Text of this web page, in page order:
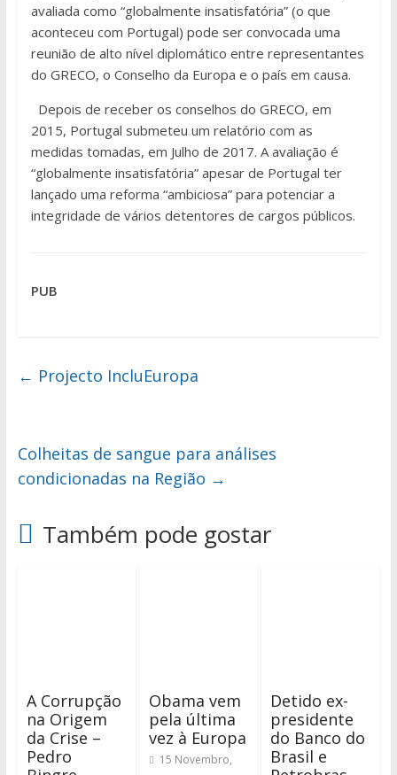
avaliada como “globalmente insatisfatória” (o que
aconteceu com Portugal) pode ser convocada uma
reunião de alto nível diplomático entre representantes
do GRECO, o Conselho da Europa e o país em causa.
Depois de receber os conselhos do GRECO, em
2015, Portugal submeteu um relatório com as
medidas tomadas, em Julho de 2017. A avaliação é
“globalmente insatisfatória” apesar de Portugal ter
lançado uma reforma “ambiciosa” para potenciar a
integridade de vários detentores de cargos públicos.
PUB
← Projecto IncluEuropa
Colheitas de sangue para análises
condicionadas na Região →
Também pode gostar
A Corrupção
na Origem
da Crise –
Pedro
Obama vem
pela última
vez à Europa
15 Novembro,
Detido ex-
presidente
do Banco do
Brasil e